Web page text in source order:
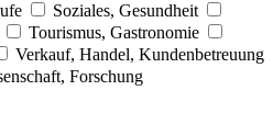
Soziales, Gesundheit
Tourismus, Gastronomie
Verkauf, Handel, Kundenbetreuung
Forschung